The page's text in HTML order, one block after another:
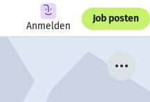
Anmelden
Job posten